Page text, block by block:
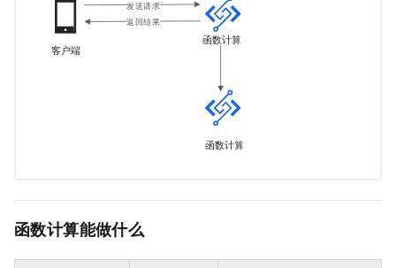
函数计算能做什么